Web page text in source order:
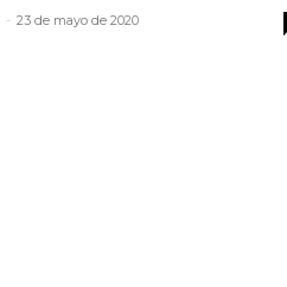
- 23 de mayo de 2020